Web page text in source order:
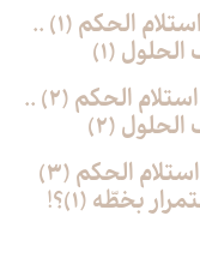
9- الإمام علي (عليه السلام) بعد استلام الحكم (1) ..
(1)
10- الإمام علي (عليه السلام) بعد استلام الحكم (2) ..
(2)
11- الإمام علي (عليه السلام) بعد استلام الحكم (3)
.. لماذا كان معاوية أقدر على الاستمرار بخطّه (1)؟!